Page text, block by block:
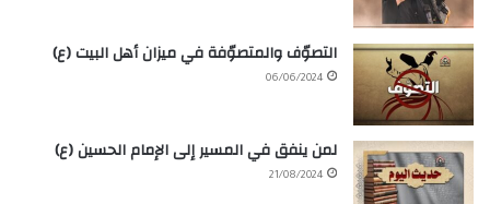
التصوّف والمتصوّفة في ميزان أهل البيت (ع)
06/06/2024
لمن ينفق في المسير إلى الإمام الحسين (ع)
21/08/2024